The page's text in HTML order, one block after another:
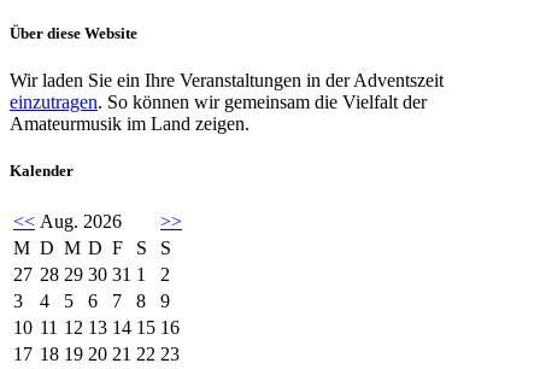
Über diese Website
Wir laden Sie ein Ihre Veranstaltungen in der Adventszeit
einzutragen. So können wir gemeinsam die Vielfalt der
Amateurmusik im Land zeigen.
Kalender
<< Aug. 2026
>>
M D M D F S
S
27 28 29 30 31 1
2
3
4 5 6 7 8
9
10 11 12 13 14 15 16
17 18 19 20 21 22 23